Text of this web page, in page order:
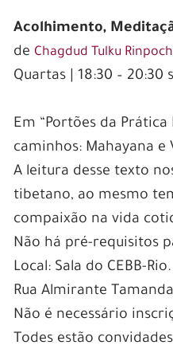
Acolhimento,
de Chagdud Tulku
Quartas | 18:30 – 20:30
Em “Portões da
caminhos: Mahayana e
A leitura desse texto
tibetano, ao mesmo
compaixão na vida
Não há pré-requisitos
Local: Sala do CEBB-Rio.
Rua Almirante
Não é necessário
Todes estão